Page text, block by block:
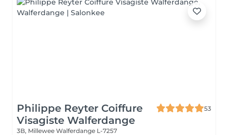
Philippe Reyter Coiffure
Visagiste Walferdange
53
3B, Millewee Walferdange L-7257